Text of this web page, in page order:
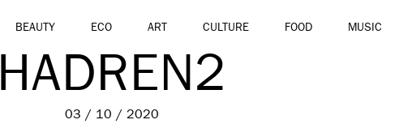
BEAUTY ECO ART CULTURE FOOD MUSIC
HADREN2
03 / 10 / 2020